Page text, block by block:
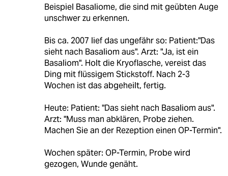
Beispiel Basaliome, die sind mit geübten Auge
unschwer zu erkennen.
Bis ca. 2007 lief das ungefähr so: Patient:"Das
sieht nach Basaliom aus". Arzt: "Ja, ist ein
Basaliom". Holt die Kryoflasche, vereist das
Ding mit flüssigem Stickstoff. Nach 2-3
Wochen ist das abgeheilt, fertig.
Heute: Patient: "Das sieht nach Basaliom aus".
Arzt: "Muss man abklären, Probe ziehen.
Machen Sie an der Rezeption einen OP-Termin".
Wochen später: OP-Termin, Probe wird
gezogen, Wunde genäht.